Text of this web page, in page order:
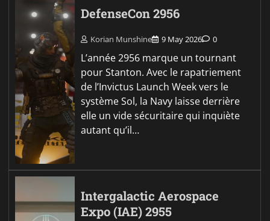
DefenseCon 2956
Korian Munshine 9 May 2026 0
L’année 2956 marque un tournant
pour Stanton. Avec le rapatriement
de l’Invictus Launch Week vers le
système Sol, la Navy laisse derrière
elle un vide sécuritaire qui inquiète
autant qu’il…
Intergalactic Aerospace
Expo (IAE) 2955